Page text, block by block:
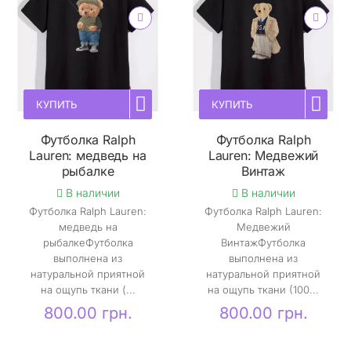
КУПИТЬ
Футболка Ralph
Lauren: медведь на
рыбалке
В наличии
Футболка Ralph Lauren:
медведь на
рыбалкеФутболка
выполнена из
натуральной приятной
на ощупь ткани (...
800.00 грн.
КУПИТЬ
Футболка Ralph
Lauren: Медвежий
Винтаж
В наличии
Футболка Ralph Lauren:
Медвежий
ВинтажФутболка
выполнена из
натуральной приятной
на ощупь ткани (100...
800.00 грн.